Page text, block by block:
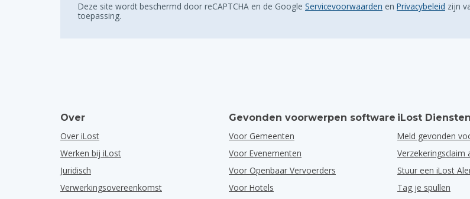
Deze site wordt beschermd door reCAPTCHA en de Google Servicevoorwaarden en Privacybeleid zijn
toepassing.
Over
Over iLost
Werken bij iLost
Juridisch
Verwerkingsovereenkomst
Gevonden voorwerpen software
Voor Gemeenten
Voor Evenementen
Voor Openbaar Vervoerders
Voor Hotels
iLost Diensten
Meld gevonden
Verzekeringsclaim
Stuur een iLost
Tag je spullen